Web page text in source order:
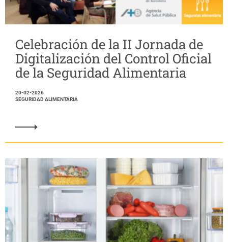
Celebración de la II Jornada de
Digitalización del Control Oficial
de la Seguridad Alimentaria
20-02-2026
SEGURIDAD ALIMENTARIA